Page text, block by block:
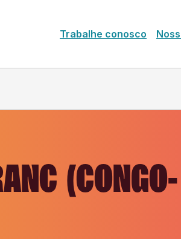
Trabalhe conosco
(CONGO-